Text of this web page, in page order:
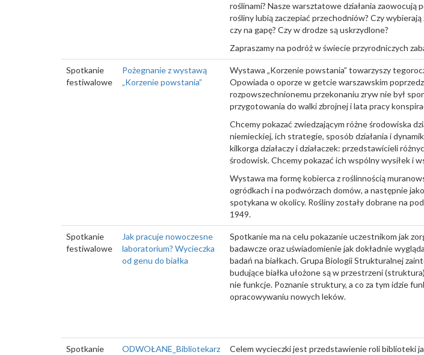
roślinami? Nasze warsztatowe działania
rośliny lubią zaczepiać przechodniów? Czy
czy na gapę? Czy w drodze są uskrzydlone?
Zapraszamy na podróż w świecie przyrodniczych
Spotkanie
festiwalowe
Pożegnanie z wystawą
„Korzenie powstania”
Wystawa „Korzenie powstania” towarzyszy
Opowiada o oporze w getcie warszawskim
rozpowszechnionemu przekonaniu zryw nie był
przygotowania do walki zbrojnej i lata pracy
Chcemy pokazać zwiedzającym różne środowiska
niemieckiej, ich strategie, sposób działania i
kilkorga działaczy i działaczek: przedstawicieli
środowisk. Chcemy pokazać ich wspólny wysiłek i
Wystawa ma formę kobierca z roślinnością
ogródkach i na podwórzach domów, a następnie
spotykana w okolicy. Rośliny zostały dobrane na
1949.
Spotkanie
festiwalowe
Jak pracuje nowoczesne
laboratorium? Wycieczka
od genu do białka
Spotkanie ma na celu pokazanie uczestnikom jak
badawcze oraz uświadomienie jak dokładnie
badań na białkach. Grupa Biologii Strukturalnej
budujące białka ułożone są w przestrzeni
nie funkcje. Poznanie struktury, a co za tym idzie
opracowywaniu nowych leków.
Spotkanie
ODWOŁANE_Bibliotekarz
Celem wycieczki jest przedstawienie roli biblioteki